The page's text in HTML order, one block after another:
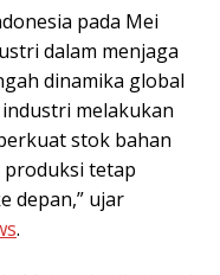
pada Mei
dalam menjaga
dinamika global
melakukan
stok bahan
tetap
depan,” ujar
.